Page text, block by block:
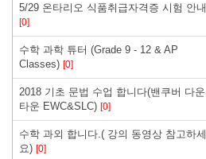
5/29 온타리오 식품취급자격증 시험 안내
[0]
수학 과학 튜터 (Grade 9 - 12 & AP
Classes) [0]
2018 기초 문법 수업 합니다(밴쿠버 다운
타운 EWC&SLC) [0]
수학 과외 합니다.( 강의 동영상 참고하세
요) [0]